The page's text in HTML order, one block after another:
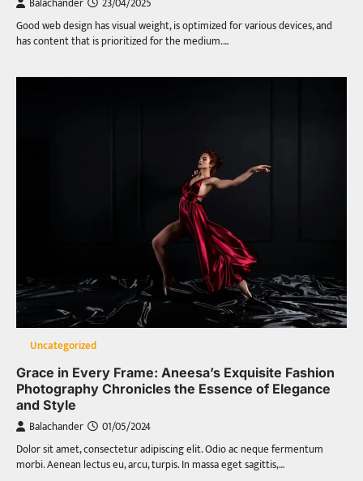
Good web design has visual weight, is optimized for various devices, and
has content that is prioritized for the medium.…
Uncategorized
Grace in Every Frame: Aneesa’s Exquisite Fashion
Photography Chronicles the Essence of Elegance
and Style
Balachander 01/05/2024
Dolor sit amet, consectetur adipiscing elit. Odio ac neque fermentum
morbi. Aenean lectus eu, arcu, turpis. In massa eget sagittis,…